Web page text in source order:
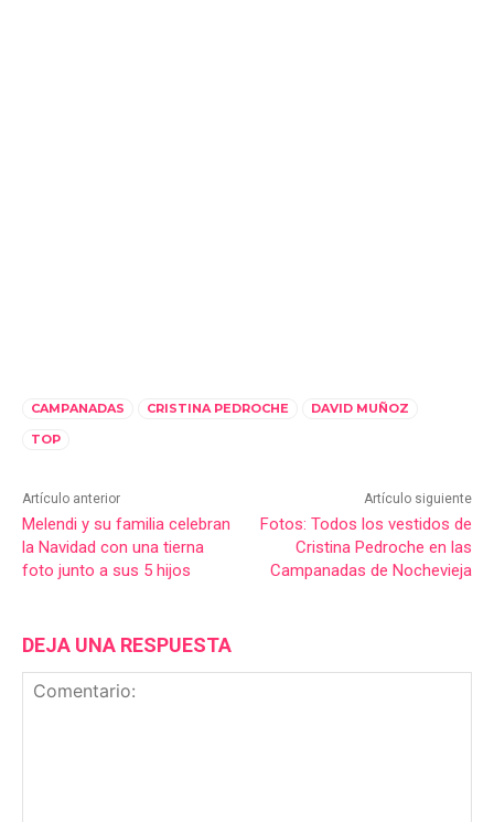
CAMPANADAS CRISTINA PEDROCHE
DAVID MUÑOZ
TOP
Artículo anterior
Melendi y su familia celebran
la Navidad con una tierna
foto junto a sus 5 hijos
Artículo siguiente
Fotos: Todos los vestidos de
Cristina Pedroche en las
Campanadas de Nochevieja
DEJA UNA RESPUESTA